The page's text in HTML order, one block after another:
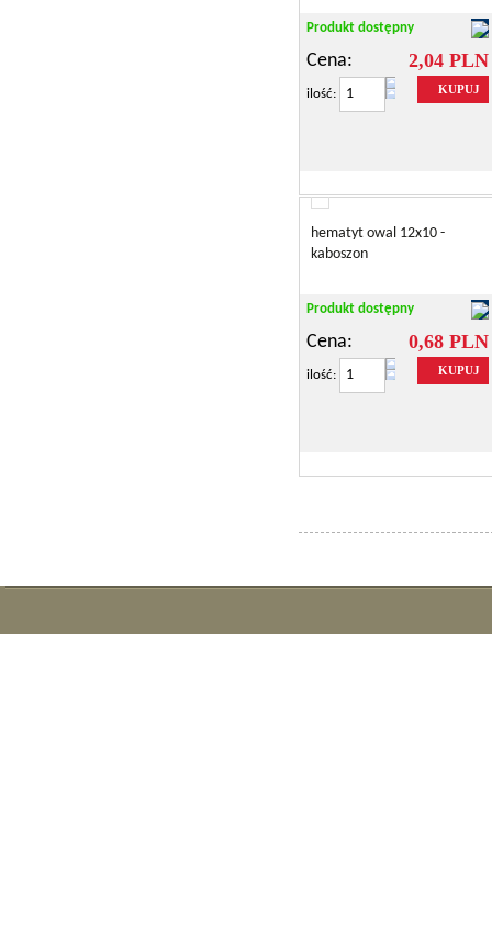
Produkt dostępny
Cena: 2,04 PLN
ilość: KUPUJ
hematyt owal 12x10 -
kaboszon
Produkt dostępny
Cena: 0,68 PLN
ilość: KUPUJ